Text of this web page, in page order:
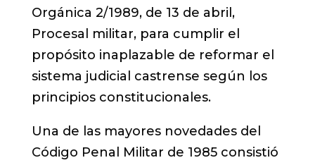
Orgánica 2/1989, de 13 de abril,
Procesal militar, para cumplir el
propósito inaplazable de reformar el
sistema judicial castrense según los
principios constitucionales.
Una de las mayores novedades del
Código Penal Militar de 1985 consistió